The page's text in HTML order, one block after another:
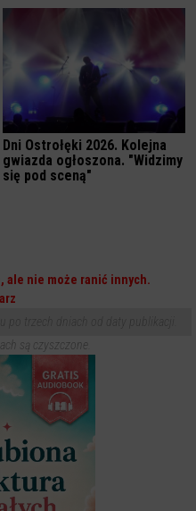
Dni Ostrołęki 2026. Kolejna
gwiazda ogłoszona. "Widzimy
się pod sceną"
ale nie może ranić innych.
są czyszczone.